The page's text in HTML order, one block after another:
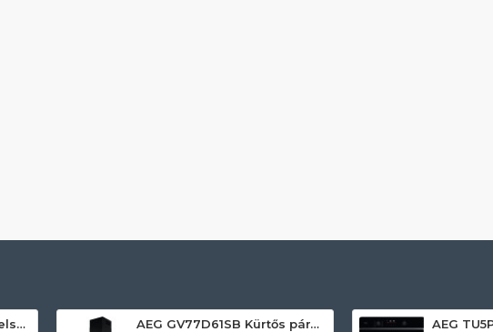
Electrolux KMFE172TEX Felsőszekrénybe építhető mikrohullámú sütő
AEG GV77D61SB Kürtős páraelszívó